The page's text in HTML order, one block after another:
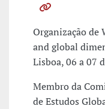
Organização de
and global
Lisboa, 06 a 07
Membro da
de Estudos